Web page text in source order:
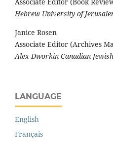
Hebrew University of
Janice Rosen
Associate Editor (Archives
Alex Dworkin Canadian
LANGUAGE
English
Français